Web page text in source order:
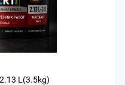
L(3.5kg)